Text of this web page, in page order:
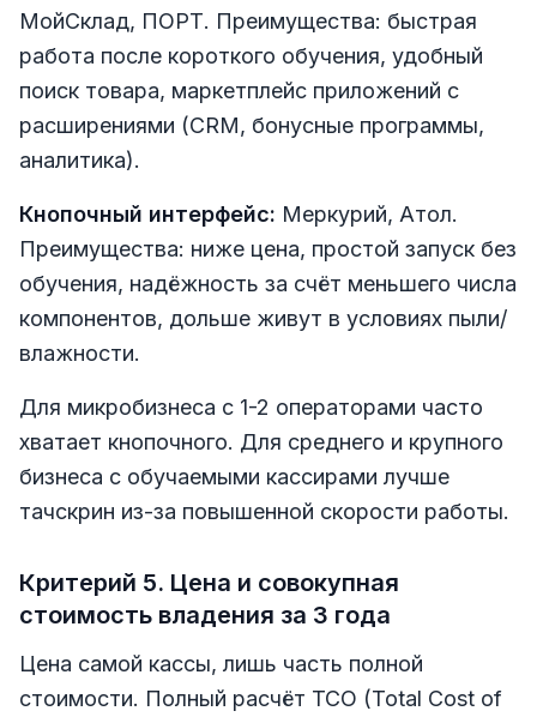
МойСклад, ПОРТ. Преимущества: быстрая
работа после короткого обучения, удобный
поиск товара, маркетплейс приложений с
расширениями (CRM, бонусные программы,
аналитика).
Кнопочный интерфейс: Меркурий, Атол.
Преимущества: ниже цена, простой запуск без
обучения, надёжность за счёт меньшего числа
компонентов, дольше живут в условиях пыли/
влажности.
Для микробизнеса с 1-2 операторами часто
хватает кнопочного. Для среднего и крупного
бизнеса с обучаемыми кассирами лучше
тачскрин из-за повышенной скорости работы.
Критерий 5. Цена и совокупная
стоимость владения за 3 года
Цена самой кассы, лишь часть полной
стоимости. Полный расчёт TCO (Total Cost of